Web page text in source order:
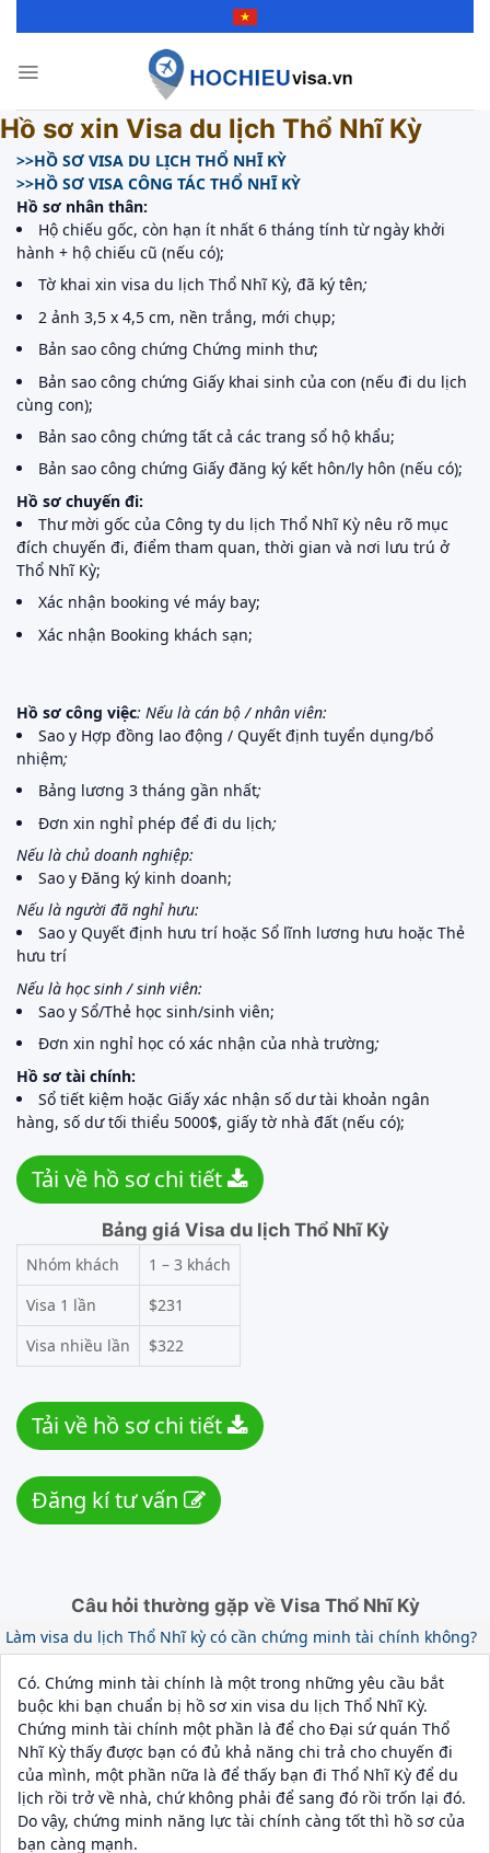
Hồ sơ xin Visa du lịch Thổ Nhĩ Kỳ
>>HỒ SƠ VISA DU LỊCH THỔ NHĨ KỲ
>>HỒ SƠ VISA CÔNG TÁC THỔ NHĨ KỲ
Hồ sơ nhân thân:
Hộ chiếu gốc, còn hạn ít nhất 6 tháng tính từ ngày khởi
hành + hộ chiếu cũ (nếu có);
Tờ khai xin visa du lịch Thổ Nhĩ Kỳ, đã ký tên;
2 ảnh 3,5 x 4,5 cm, nền trắng, mới chụp;
Bản sao công chứng Chứng minh thư;
Bản sao công chứng Giấy khai sinh của con (nếu đi du lịch
cùng con);
Bản sao công chứng tất cả các trang sổ hộ khẩu;
Bản sao công chứng Giấy đăng ký kết hôn/ly hôn (nếu có);
Hồ sơ chuyến đi:
Thư mời gốc của Công ty du lịch Thổ Nhĩ Kỳ nêu rõ mục
đích chuyến đi, điểm tham quan, thời gian và nơi lưu trú ở
Thổ Nhĩ Kỳ;
Xác nhận booking vé máy bay;
Xác nhận Booking khách sạn;
Hồ sơ công việc: Nếu là cán bộ / nhân viên:
Sao y Hợp đồng lao động / Quyết định tuyển dụng/bổ
nhiệm;
Bảng lương 3 tháng gần nhất;
Đơn xin nghỉ phép để đi du lịch;
Nếu là chủ doanh nghiệp:
Sao y Đăng ký kinh doanh;
Nếu là người đã nghỉ hưu:
Sao y Quyết định hưu trí hoặc Sổ lĩnh lương hưu hoặc Thẻ
hưu trí
Nếu là học sinh / sinh viên:
Sao y Sổ/Thẻ học sinh/sinh viên;
Đơn xin nghỉ học có xác nhận của nhà trường;
Hồ sơ tài chính:
Sổ tiết kiệm hoặc Giấy xác nhận số dư tài khoản ngân
hàng, số dư tối thiểu 5000$, giấy tờ nhà đất (nếu có);
Tải về hồ sơ chi tiết
Bảng giá Visa du lịch Thổ Nhĩ Kỳ
Nhóm khách
1 – 3 khách
Visa 1 lần
$231
Visa nhiều lần
$322
Tải về hồ sơ chi tiết
Đăng kí tư vấn
Câu hỏi thường gặp về Visa Thổ Nhĩ Kỳ
Làm visa du lịch Thổ Nhĩ kỳ có cần chứng minh tài chính không?
Có. Chứng minh tài chính là một trong những yêu cầu bắt
buộc khi bạn chuẩn bị hồ sơ xin visa du lịch Thổ Nhĩ Kỳ.
Chứng minh tài chính một phần là để cho Đại sứ quán Thổ
Nhĩ Kỳ thấy được bạn có đủ khả năng chi trả cho chuyến đi
của mình, một phần nữa là để thấy bạn đi Thổ Nhĩ Kỳ để du
lịch rồi trở về nhà, chứ không phải để sang đó rồi trốn lại đó.
Do vậy, chứng minh năng lực tài chính càng tốt thì hồ sơ của
bạn càng mạnh.